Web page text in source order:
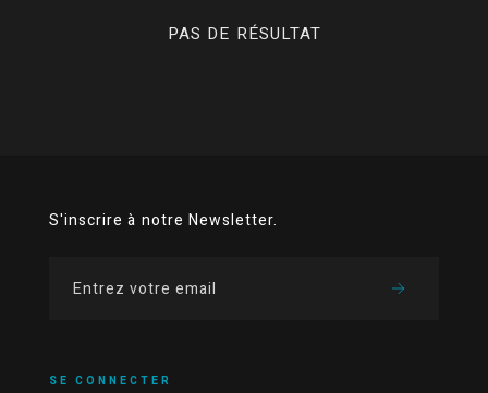
PAS DE RÉSULTAT
S'inscrire à notre Newsletter.
SE CONNECTER